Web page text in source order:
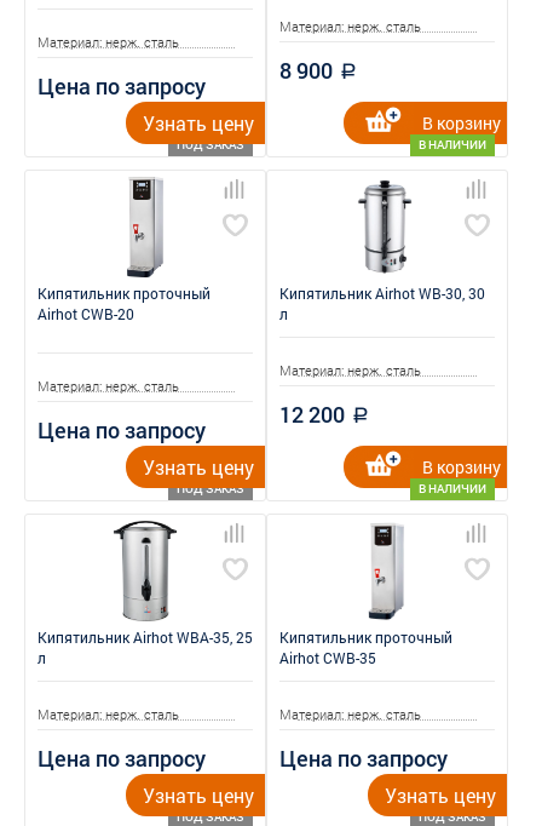
Материал: нерж. сталь
Цена по запросу
ПОД ЗАКАЗ
Узнать цену
Материал: нерж. сталь
8 900 a
В НАЛИЧИИ
В корзину
Кипятильник проточный
Airhot CWB-20
Материал: нерж. сталь
Цена по запросу
ПОД ЗАКАЗ
Узнать цену
Кипятильник Airhot WB-30, 30
л
Материал: нерж. сталь
12 200 a
В НАЛИЧИИ
В корзину
Кипятильник Airhot WBA-35, 25
л
Материал: нерж. сталь
Цена по запросу
ПОД ЗАКАЗ
Узнать цену
Кипятильник проточный
Airhot CWB-35
Материал: нерж. сталь
Цена по запросу
ПОД ЗАКАЗ
Узнать цену